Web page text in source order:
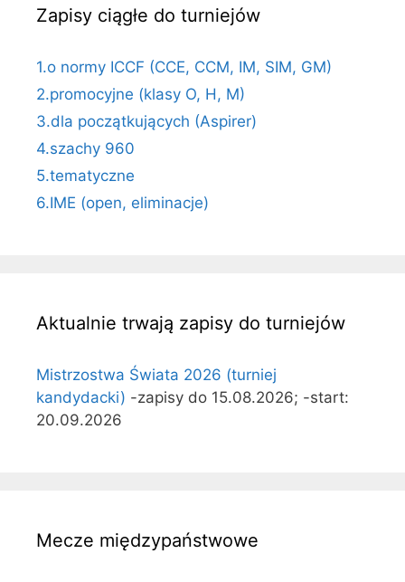
Zapisy ciągłe do turniejów
1.o normy ICCF (CCE, CCM, IM, SIM, GM)
2.promocyjne (klasy O, H, M)
3.dla początkujących (Aspirer)
4.szachy 960
5.tematyczne
6.IME (open, eliminacje)
Aktualnie trwają zapisy do turniejów
Mistrzostwa Świata 2026 (turniej
kandydacki) -zapisy do 15.08.2026; -start:
20.09.2026
Mecze międzypaństwowe